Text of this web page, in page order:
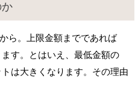
ら。上限金額までであれば
す。とはいえ、最低金額の
は大きくなります。その理由